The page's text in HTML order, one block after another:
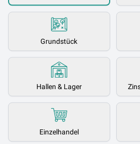
Grundstück
Hallen & Lager
Einzelhandel